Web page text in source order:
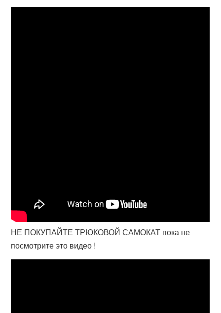
НЕ ПОКУПАЙТЕ ТРЮКОВОЙ САМОКАТ пока не
посмотрите это видео !